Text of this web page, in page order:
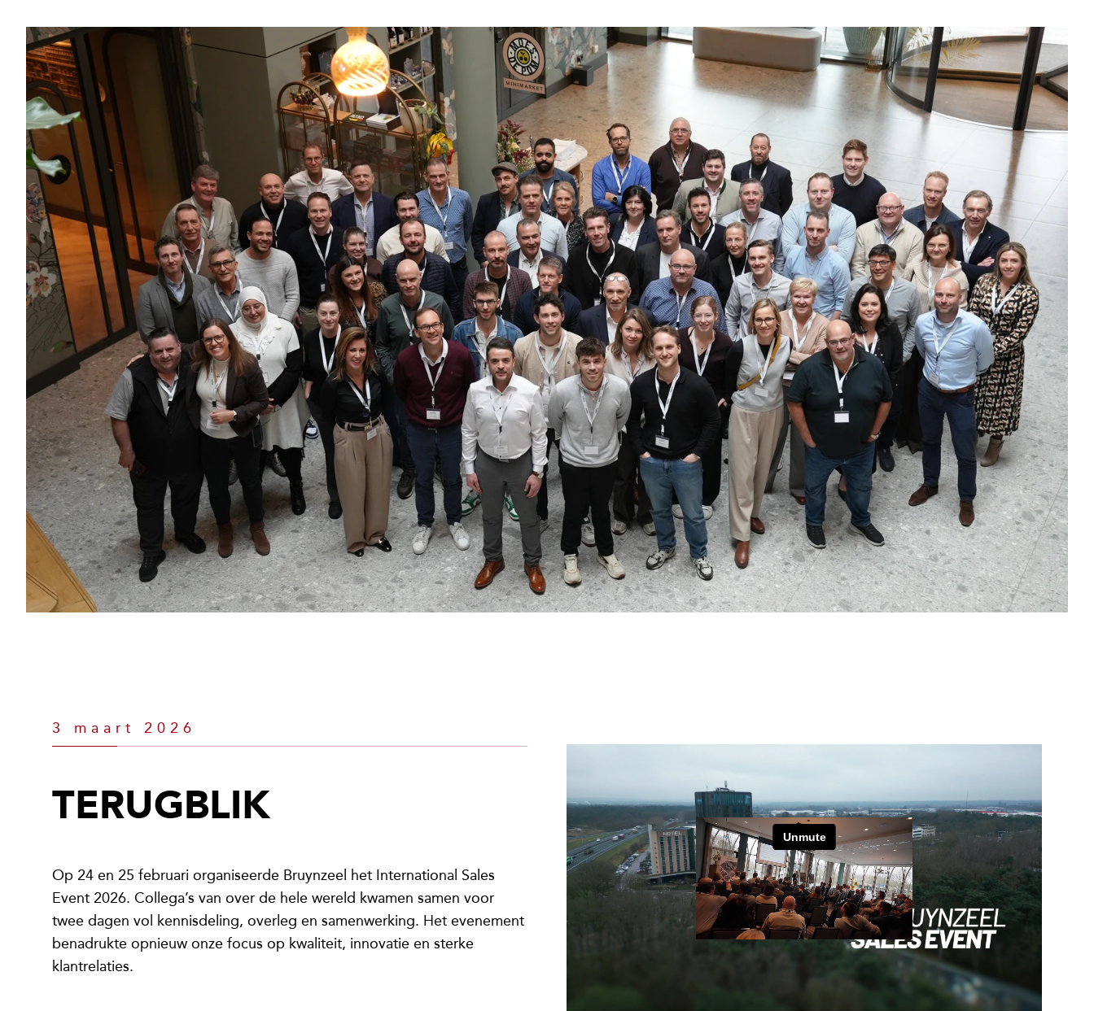
3 maart 2026
TERUGBLIK
Op 24 en 25 februari organiseerde Bruynzeel het International Sales
Event 2026. Collega’s van over de hele wereld kwamen samen voor
twee dagen vol kennisdeling, overleg en samenwerking. Het evenement
benadrukte opnieuw onze focus op kwaliteit, innovatie en sterke
klantrelaties.